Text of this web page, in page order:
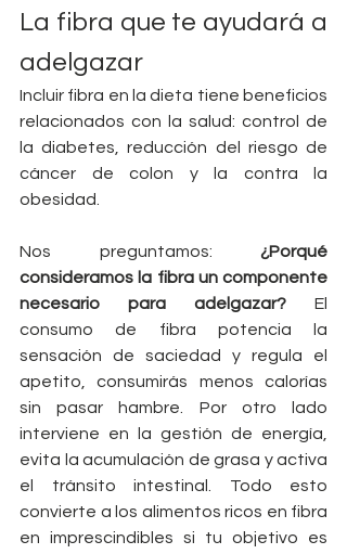
La fibra que te ayudará a
adelgazar
Incluir fibra en la dieta tiene beneficios
relacionados con la salud: control de
la diabetes, reducción del riesgo de
cáncer de colon y la contra la
obesidad.
Nos preguntamos: ¿Porqué
consideramos la fibra un componente
necesario para adelgazar? El
consumo de fibra potencia la
sensación de saciedad y regula el
apetito, consumirás menos calorías
sin pasar hambre. Por otro lado
interviene en la gestión de energía,
evita la acumulación de grasa y activa
el tránsito intestinal. Todo esto
convierte a los alimentos ricos en fibra
en imprescindibles si tu objetivo es